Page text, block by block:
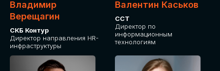
Владимир
Верещагин
СКБ Контур
Директор направления HR-
инфраструктуры
Валентин Каськов
ССТ
Директор по
информационным
технологиям